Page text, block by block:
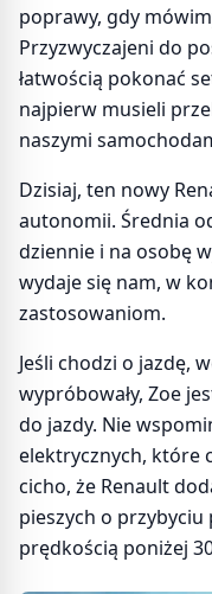
poprawy, gdy
Przyzwyczajeni do
łatwością pokonać
najpierw musieli
naszymi
Dzisiaj, ten nowy
autonomii. Średnia
dziennie i na osobę
wydaje się nam, w
zastosowaniom.
Jeśli chodzi o jazdę,
wypróbowały, Zoe
do jazdy. Nie
elektrycznych, które
cicho, że Renault
pieszych o
prędkością poniżej